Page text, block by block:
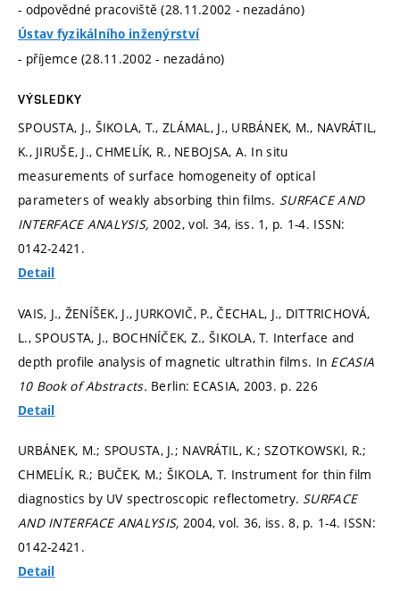
- odpovědné pracoviště (28.11.2002 - nezadáno)
Ústav fyzikálního inženýrství
- příjemce (28.11.2002 - nezadáno)
VÝSLEDKY
SPOUSTA, J., ŠIKOLA, T., ZLÁMAL, J., URBÁNEK, M., NAVRÁTIL,
K., JIRUŠE, J., CHMELÍK, R., NEBOJSA, A. In situ
measurements of surface homogeneity of optical
parameters of weakly absorbing thin films. SURFACE AND
INTERFACE ANALYSIS, 2002, vol. 34, iss. 1, p. 1-4. ISSN:
0142-2421.
Detail
VAIS, J., ŽENÍŠEK, J., JURKOVIČ, P., ČECHAL, J., DITTRICHOVÁ,
L., SPOUSTA, J., BOCHNÍČEK, Z., ŠIKOLA, T. Interface and
depth profile analysis of magnetic ultrathin films. In ECASIA
10 Book of Abstracts. Berlin: ECASIA, 2003. p. 226
Detail
URBÁNEK, M.; SPOUSTA, J.; NAVRÁTIL, K.; SZOTKOWSKI, R.;
CHMELÍK, R.; BUČEK, M.; ŠIKOLA, T. Instrument for thin film
diagnostics by UV spectroscopic reflectometry. SURFACE
AND INTERFACE ANALYSIS, 2004, vol. 36, iss. 8, p. 1-4. ISSN:
0142-2421.
Detail